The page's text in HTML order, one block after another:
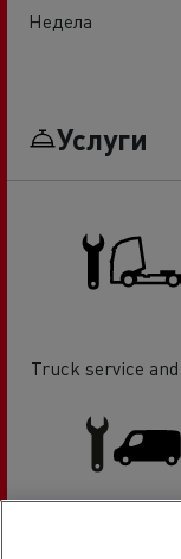
Недела
Услуги
Truck service